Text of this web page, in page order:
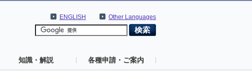
Other Languages
ENGLISH
知識・解説 各種申請・ご案内